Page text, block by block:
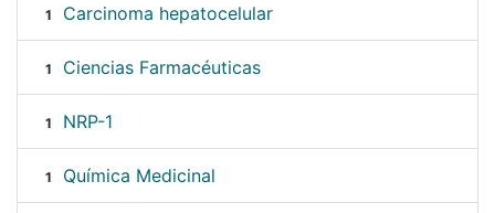
1 Carcinoma hepatocelular
1 Ciencias Farmacéuticas
1 NRP-1
1 Química Medicinal